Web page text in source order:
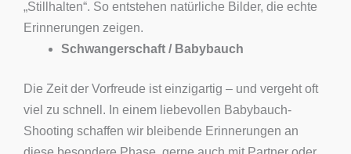
„Stillhalten“. So entstehen natürliche Bilder, die echte
Erinnerungen zeigen.
Schwangerschaft / Babybauch
Die Zeit der Vorfreude ist einzigartig – und vergeht oft
viel zu schnell. In einem liebevollen Babybauch-
Shooting schaffen wir bleibende Erinnerungen an